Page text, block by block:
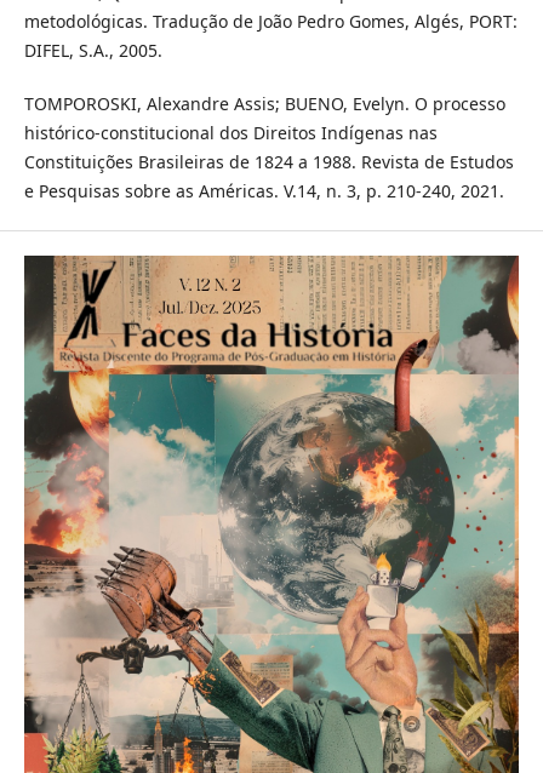
metodológicas. Tradução de João Pedro Gomes, Algés, PORT:
DIFEL, S.A., 2005.
TOMPOROSKI, Alexandre Assis; BUENO, Evelyn. O processo
histórico-constitucional dos Direitos Indígenas nas
Constituições Brasileiras de 1824 a 1988. Revista de Estudos
e Pesquisas sobre as Américas. V.14, n. 3, p. 210-240, 2021.